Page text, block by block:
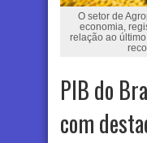
O setor de
economia,
relação ao
PIB do
com